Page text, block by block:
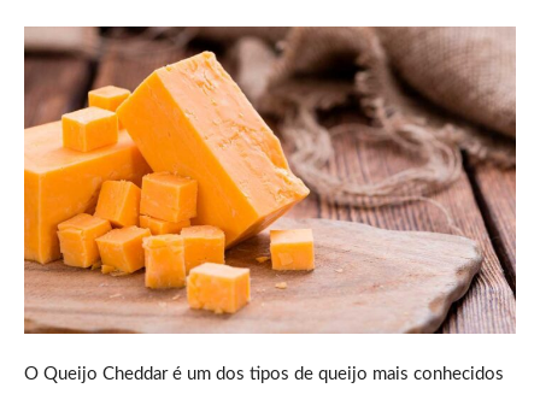
O Queijo Cheddar é um dos tipos de queijo mais conhecidos